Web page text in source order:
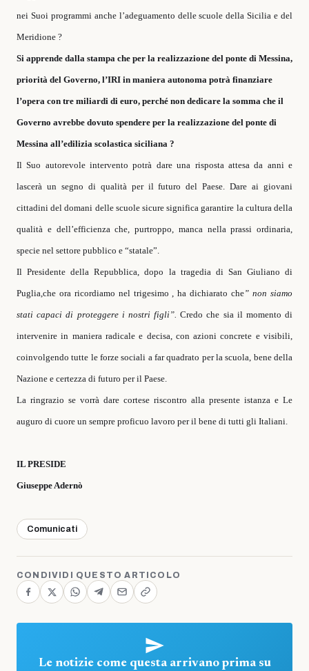
nei Suoi programmi anche l’adeguamento delle scuole della Sicilia e del
Meridione ?
Si apprende dalla stampa che per la realizzazione del ponte di Messina,
priorità del Governo, l’IRI in maniera autonoma potrà finanziare
l’opera con tre miliardi di euro, perché non dedicare la somma che il
Governo avrebbe dovuto spendere per la realizzazione del ponte di
Messina all’edilizia scolastica siciliana ?
Il Suo autorevole intervento potrà dare una risposta attesa da anni e
lascerà un segno di qualità per il futuro del Paese. Dare ai giovani
cittadini del domani delle scuole sicure significa garantire la cultura della
qualità e dell’efficienza che, purtroppo, manca nella prassi ordinaria,
specie nel settore pubblico e “statale”.
Il Presidente della Repubblica, dopo la tragedia di San Giuliano di
Puglia,che ora ricordiamo nel trigesimo , ha dichiarato che” non siamo
stati capaci di proteggere i nostri figli”.Credo che sia il momento di
intervenire in maniera radicale e decisa, con azioni concrete e visibili,
coinvolgendo tutte le forze sociali a far quadrato per la scuola, bene della
Nazione e certezza di futuro per il Paese.
La ringrazio se vorrà dare cortese riscontro alla presente istanza e Le
auguro di cuore un sempre proficuo lavoro per il bene di tutti gli Italiani.
IL PRESIDE
Giuseppe Adernò
Comunicati
CONDIVIDI QUESTO ARTICOLO
Le notizie come questa arrivano prima su